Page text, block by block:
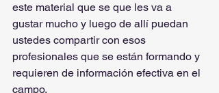
este material que se que les va a
gustar mucho y luego de allí puedan
ustedes compartir con esos
profesionales que se están formando y
requieren de información efectiva en el
campo.